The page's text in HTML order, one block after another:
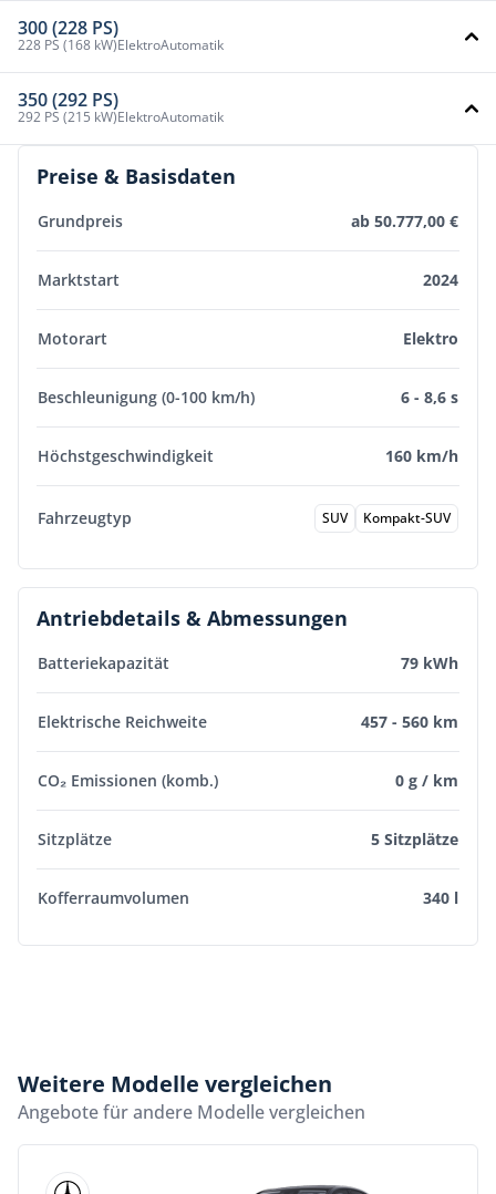
300 (228 PS)
228 PS (168 kW)ElektroAutomatik
350 (292 PS)
292 PS (215 kW)ElektroAutomatik
Preise & Basisdaten
Grundpreis ab 50.777,00 €
Marktstart 2024
Motorart Elektro
Beschleunigung (0-100 km/h) 6 - 8,6 s
Höchstgeschwindigkeit 160 km/h
Fahrzeugtyp SUV Kompakt-SUV
Antriebdetails & Abmessungen
Batteriekapazität 79 kWh
Elektrische Reichweite 457 - 560 km
CO₂ Emissionen (komb.) 0 g / km
Sitzplätze 5 Sitzplätze
Kofferraumvolumen 340 l
Weitere Modelle vergleichen
Angebote für andere Modelle vergleichen